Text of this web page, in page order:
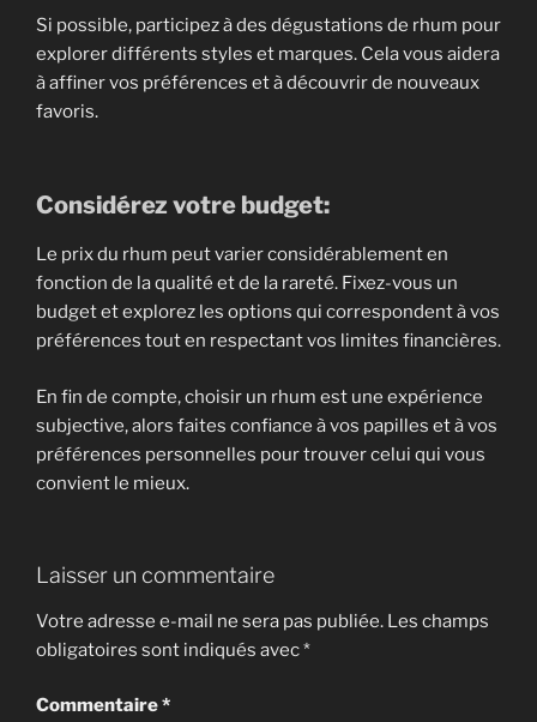
Si possible, participez à des dégustations de rhum pour
explorer différents styles et marques. Cela vous aidera
à affiner vos préférences et à découvrir de nouveaux
favoris.
Considérez votre budget:
Le prix du rhum peut varier considérablement en
fonction de la qualité et de la rareté. Fixez-vous un
budget et explorez les options qui correspondent à vos
préférences tout en respectant vos limites financières.
En fin de compte, choisir un rhum est une expérience
subjective, alors faites confiance à vos papilles et à vos
préférences personnelles pour trouver celui qui vous
convient le mieux.
Laisser un commentaire
Votre adresse e-mail ne sera pas publiée. Les champs
obligatoires sont indiqués avec*
Commentaire*